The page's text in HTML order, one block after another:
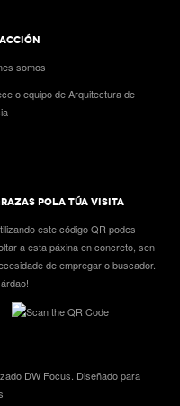
somos
o equipo de Arquitectura de
POLA TÚA VISITA
este código QR podes
a esta páxina en concreto, sen
de empregar o buscador.
DW Focus . Diseñado para